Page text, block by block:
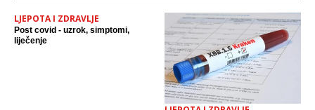
LJEPOTA I ZDRAVLJE
Post covid - uzrok, simptomi,
liječenje